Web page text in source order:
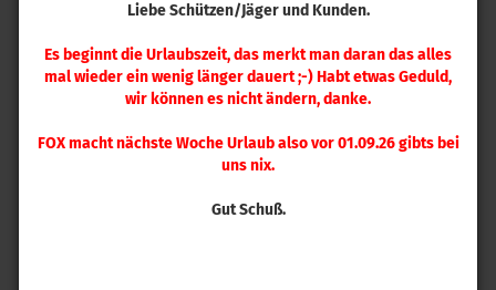
Liebe Schützen/Jäger und Kunden.
Es beginnt die Urlaubszeit, das merkt man daran das alles
mal wieder ein wenig länger dauert ;-) Habt etwas Geduld,
wir können es nicht ändern, danke.
FOX macht nächste Woche Urlaub also vor 01.09.26 gibts bei
uns nix.
Gut Schuß.